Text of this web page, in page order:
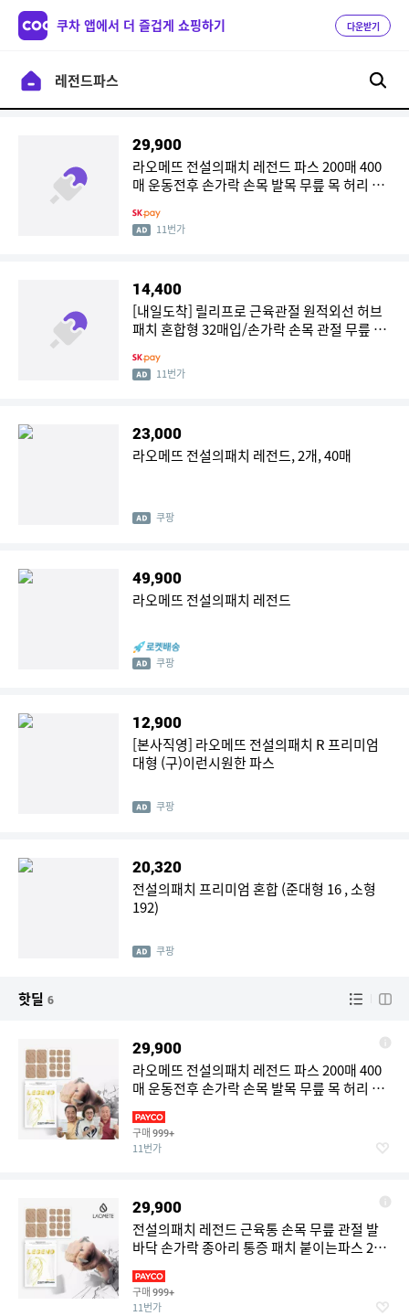
쿠차 앱에서 더 즐겁게 쇼핑하기 다운받기
29,900
라오메뜨 전설의패치 레전드 파스 200매 400
매 운동전후 손가락 손목 발목 무릎 목 허리 한
11번가
14,400
[내일도착] 릴리프로 근육관절 원적외선 허브
패치 혼합형 32매입/손가락 손목 관절 무릎 목
11번가
23,000
라오메뜨 전설의패치 레전드, 2개, 40매
쿠팡
49,900
라오메뜨 전설의패치 레전드
쿠팡
12,900
[본사직영] 라오메뜨 전설의패치 R 프리미엄
대형 (구)이런시원한 파스
쿠팡
20,320
전설의패치 프리미엄 혼합 (준대형 16 , 소형
192)
쿠팡
핫딜 6
29,900
라오메뜨 전설의패치 레전드 파스 200매 400
매 운동전후 손가락 손목 발목 무릎 목 허리 한
방에 붙이는 동전 근육통
구매 999+
11번가
29,900
전설의패치 레전드 근육통 손목 무릎 관절 발
바닥 손가락 종아리 통증 패치 붙이는파스 200
매
구매 999+
11번가